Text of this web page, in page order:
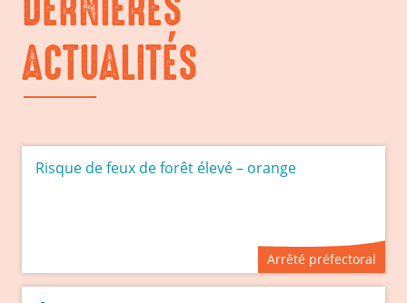
ACTUALITÉS
Risque de feux de forêt élevé – orange
Arrêté préfectoral